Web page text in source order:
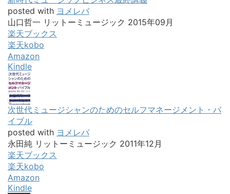
posted with ヨメレバ
山口哲一 リットーミュージック 2015年09月
楽天ブックス
楽天kobo
Amazon
Kindle
次世代ミュージシャンのためのセルフマネージメント・バ
イブル
posted with ヨメレバ
永田純 リットーミュージック 2011年12月
楽天ブックス
楽天kobo
Amazon
Kindle